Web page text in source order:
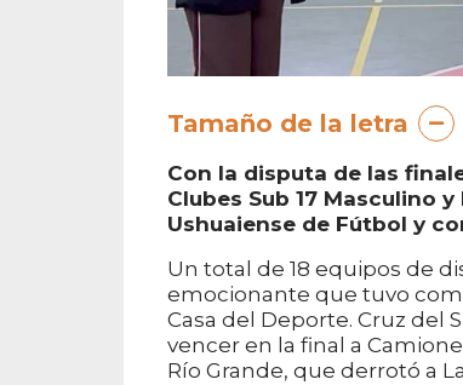
Tamaño de la letra
Con la disputa de las
Clubes Sub 17 Masculino
Ushuaiense de Fútbol y
Un total de 18 equipos de
emocionante que tuvo
Casa del Deporte. Cruz del
vencer en la final a
Río Grande, que derrotó a